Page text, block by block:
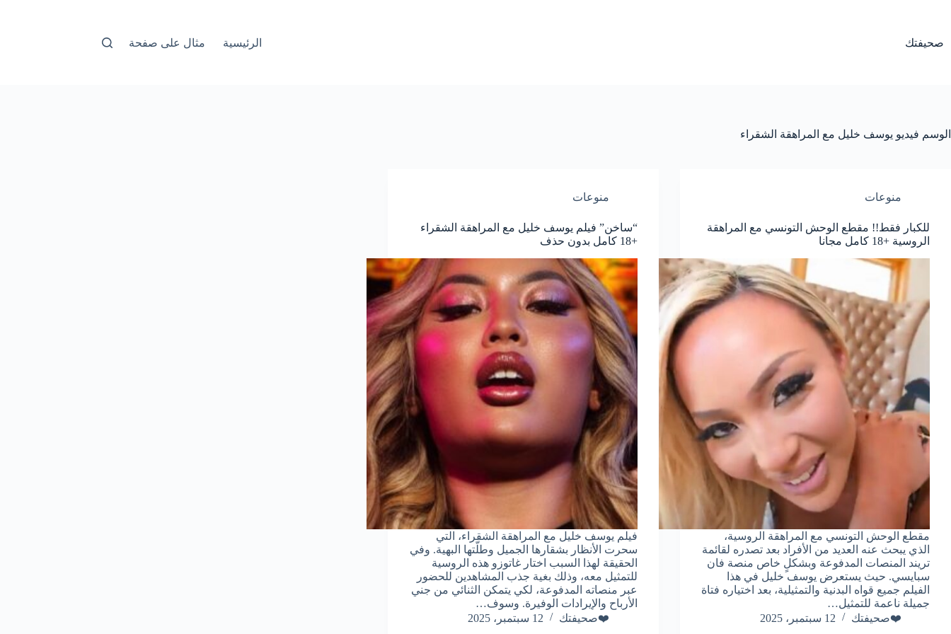
صحيفتك الرئيسية مثال على صفحة
الوسم فيديو يوسف خليل مع المراهقة الشقراء
منوعات
للكبار فقط!! مقطع الوحش التونسي مع المراهقة
الروسية +18 كامل مجانا
مقطع الوحش التونسي مع المراهقة الروسية،
الذي يبحث عنه العديد من الأفراد بعد تصدره لقائمة
تريند المنصات المدفوعة وبشكلٍ خاص منصة فان
سبايسي. حيث يستعرض يوسف خليل في هذا
الفيلم جميع قواه البدنية والتمثيلية، بعد اختياره فتاة
جميلة ناعمة للتمثيل…
❤️صحيفتك
12 سبتمبر، 2025
منوعات
“ساخن” فيلم يوسف خليل مع المراهقة الشقراء
+18 كامل بدون حذف
فيلم يوسف خليل مع المراهقة الشقراء، التي
سحرت الأنظار بشقارها الجميل وطلّتها البهية. وفي
الحقيقة لهذا السبب اختار غاتوزو هذه الروسية
للتمثيل معه، وذلك بغية جذب المشاهدين للحضور
عبر منصاته المدفوعة، لكي يتمكن الثنائي من جني
الأرباح والإيرادات الوفيرة. وسوف…
❤️صحيفتك
12 سبتمبر، 2025